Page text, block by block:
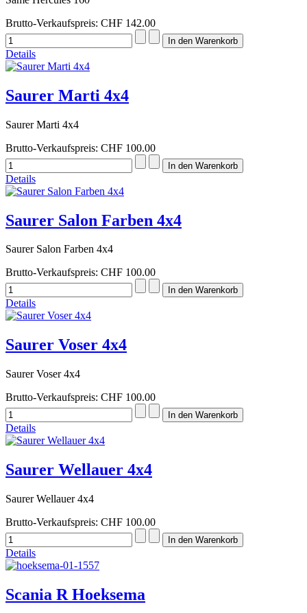
Brutto-Verkaufspreis: CHF 142.00
Details
Saurer Marti 4x4
Saurer Marti 4x4
Brutto-Verkaufspreis: CHF 100.00
Details
Saurer Salon Farben 4x4
Saurer Salon Farben 4x4
Brutto-Verkaufspreis: CHF 100.00
Details
Saurer Voser 4x4
Saurer Voser 4x4
Brutto-Verkaufspreis: CHF 100.00
Details
Saurer Wellauer 4x4
Saurer Wellauer 4x4
Brutto-Verkaufspreis: CHF 100.00
Details
Scania R Hoeksema